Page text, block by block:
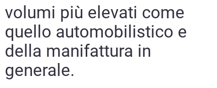
volumi più elevati come
quello automobilistico e
della manifattura in
generale.